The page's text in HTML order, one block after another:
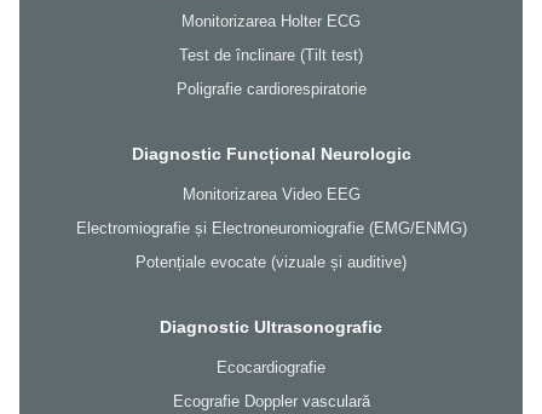
Monitorizarea Holter ECG
Test de înclinare (Tilt test)
Poligrafie cardiorespiratorie
Diagnostic Funcțional Neurologic
Monitorizarea Video EEG
Electromiografie și Electroneuromiografie (EMG/ENMG)
Potențiale evocate (vizuale și auditive)
Diagnostic Ultrasonografic
Ecocardiografie
Ecografie Doppler vasculară